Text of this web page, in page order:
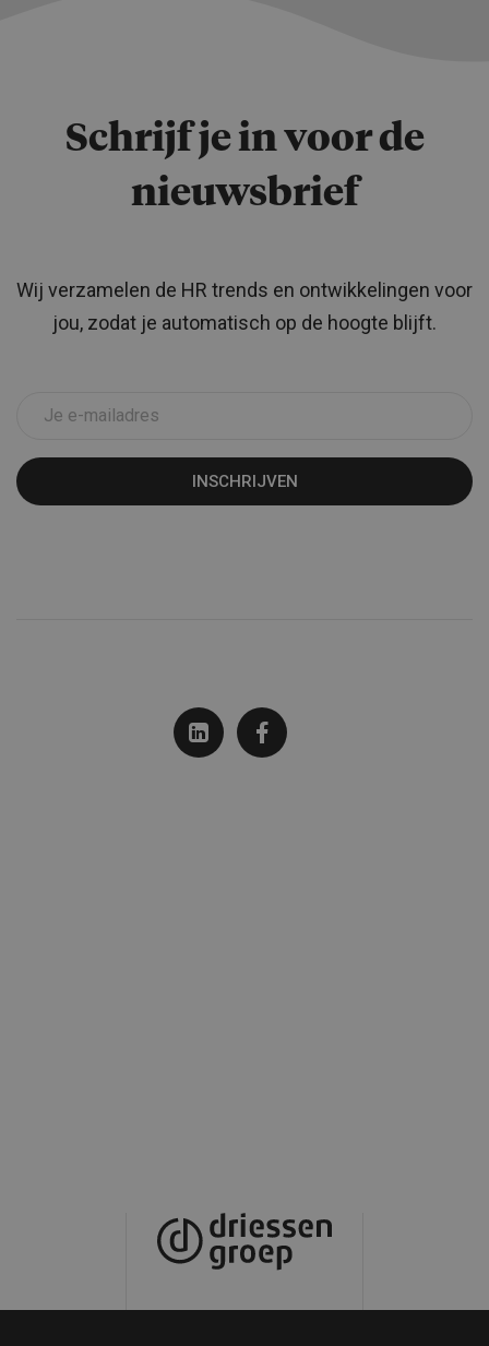
Schrijf je in voor de
nieuwsbrief
Wij verzamelen de HR trends en ontwikkelingen voor
jou, zodat je automatisch op de hoogte blijft.